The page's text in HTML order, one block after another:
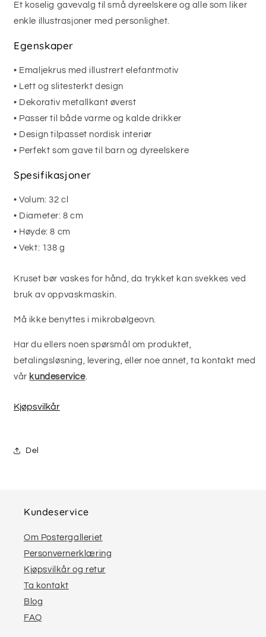
Et koselig gavevalg til små dyreelskere og alle som liker
enkle illustrasjoner med personlighet.
Egenskaper
• Emaljekrus med illustrert elefantmotiv
• Lett og slitesterkt design
• Dekorativ metallkant øverst
• Passer til både varme og kalde drikker
• Design tilpasset nordisk interiør
• Perfekt som gave til barn og dyreelskere
Spesifikasjoner
• Volum: 32 cl
• Diameter: 8 cm
• Høyde: 8 cm
• Vekt: 138 g
Kruset bør vaskes for hånd, da trykket kan svekkes ved
bruk av oppvaskmaskin.
Må ikke benyttes i mikrobølgeovn.
Har du ellers noen spørsmål om produktet,
betalingsløsning, levering, eller noe annet, ta kontakt med
vår kundeservice.
Kjøpsvilkår
Del
Kundeservice
Om Postergalleriet
Personvernerklæring
Kjøpsvilkår og retur
Ta kontakt
Blog
FAQ